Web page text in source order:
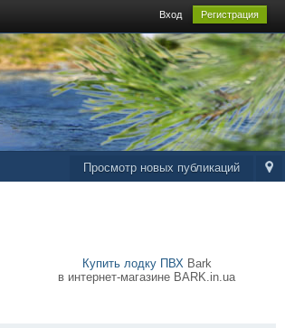
Вход Регистрация
Просмотр новых публикаций
Купить лодку ПВХBark
в интернет-магазине BARK.in.ua